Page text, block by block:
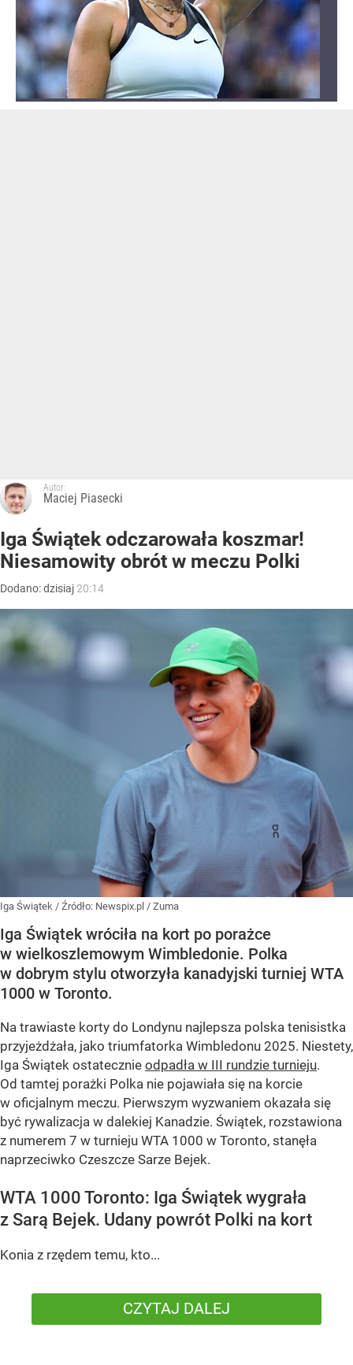
Autor:
Maciej Piasecki
Iga Świątek odczarowała koszmar!
Niesamowity obrót w meczu Polki
Dodano:dzisiaj 20:14
Iga Świątek / Źródło: Newspix.pl / Zuma
Iga Świątek wróciła na kort po porażce
w wielkoszlemowym Wimbledonie. Polka
w dobrym stylu otworzyła kanadyjski turniej WTA
1000 w Toronto.
Na trawiaste korty do Londynu najlepsza polska tenisistka
przyjeżdżała, jako triumfatorka Wimbledonu 2025. Niestety,
Iga Świątek ostatecznie odpadła w III rundzie turnieju.
Od tamtej porażki Polka nie pojawiała się na korcie
w oficjalnym meczu. Pierwszym wyzwaniem okazała się
być rywalizacja w dalekiej Kanadzie. Świątek, rozstawiona
z numerem 7 w turnieju WTA 1000 w Toronto, stanęła
naprzeciwko Czeszcze Sarze Bejek.
WTA 1000 Toronto: Iga Świątek wygrała
z Sarą Bejek. Udany powrót Polki na kort
Konia z rzędem temu, kto...
CZYTAJ DALEJ